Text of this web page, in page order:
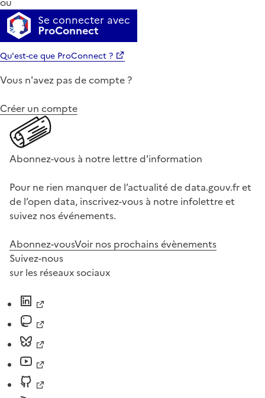
Se connecter avec
ProConnect
Qu'est-ce que ProConnect ?
Vous n'avez pas de compte ?
Créer un compte
Abonnez-vous à notre lettre d'information
Pour ne rien manquer de l’actualité de data.gouv.fr et
de l’open data, inscrivez-vous à notre infolettre et
suivez nos événements.
Abonnez-vousVoir nos prochains évènements
Suivez-nous
sur les réseaux sociaux